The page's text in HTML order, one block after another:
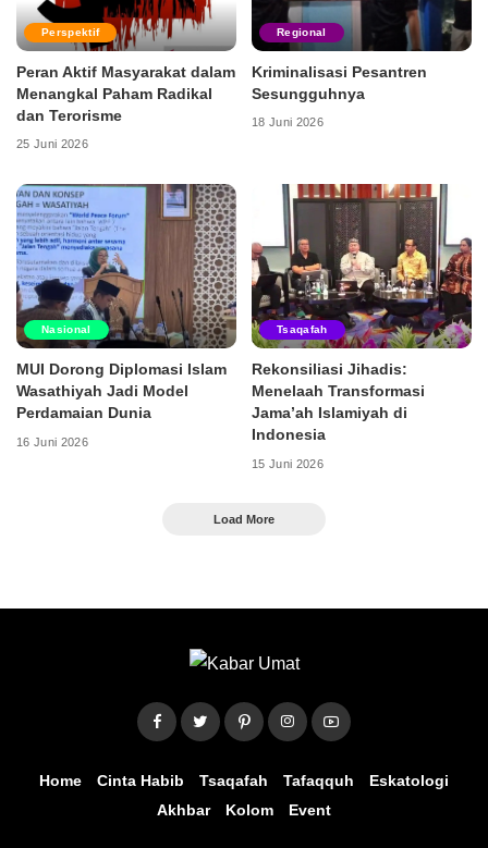
Perspektif
Peran Aktif Masyarakat dalam
Menangkal Paham Radikal
dan Terorisme
25 Juni 2026
Regional
Kriminalisasi Pesantren
Sesungguhnya
18 Juni 2026
Nasional
MUI Dorong Diplomasi Islam
Wasathiyah Jadi Model
Perdamaian Dunia
16 Juni 2026
Tsaqafah
Rekonsiliasi Jihadis:
Menelaah Transformasi
Jama’ah Islamiyah di
Indonesia
15 Juni 2026
Load More
Home Cinta Habib Tsaqafah Tafaqquh
Eskatologi
Akhbar
Kolom Event